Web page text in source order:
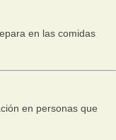
en las comidas
en personas que